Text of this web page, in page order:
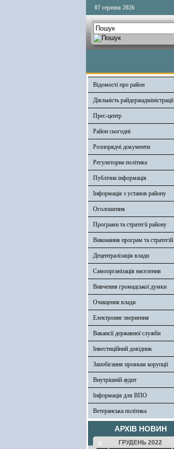
07 серпня 2026
Відомості про район
Діяльність райдержадміністрації
Прес-центр
Район сьогодні
Розпорядчі документи
Регуляторна політика
Публічна інформація
Інформація з установ району
Оголошення
Програми та стратегії району
Виконання програм та стратегій
Децентралізація влади
Самоорганізація населення
Вивчення громадської думки
Очищення влади
Електронне звернення
Вакансії державної служби
Інвестиційний довідник
Запобігання проявам корупції
Внутрішній аудит
Інформація для ВПО
Ветеранська політика
АРХІВ НОВИН
« ГРУДЕНЬ 2022